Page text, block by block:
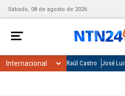
Sábado, 08 de agosto de 2026
Raúl Castro José